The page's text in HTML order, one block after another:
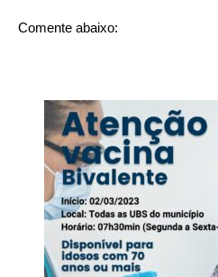
Comente abaixo: